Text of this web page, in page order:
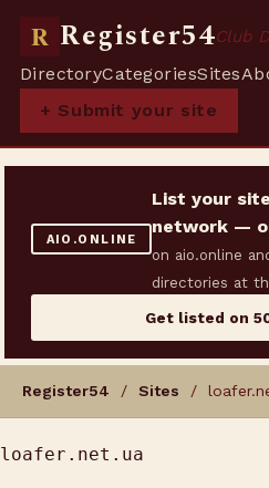
R Register54Club
DirectoryCategoriesSites
+ Submit your site
AIO.ONLINE
List your
network —
on aio.online
directories at
Get listed on
Register54 / Sites /
loafer.net.ua